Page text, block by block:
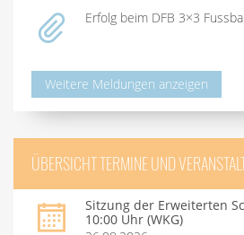
Erfolg beim DFB 3×3
Weitere Meldungen anzeigen
ÜBERSICHT TERMINE UND
Sitzung der Erweiterten
10:00 Uhr (WKG)